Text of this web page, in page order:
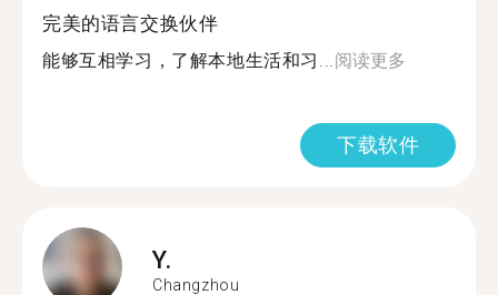
完美的语言交换伙伴
能够互相学习，了解本地生活和习...阅读更多
下载软件
Y.
Changzhou